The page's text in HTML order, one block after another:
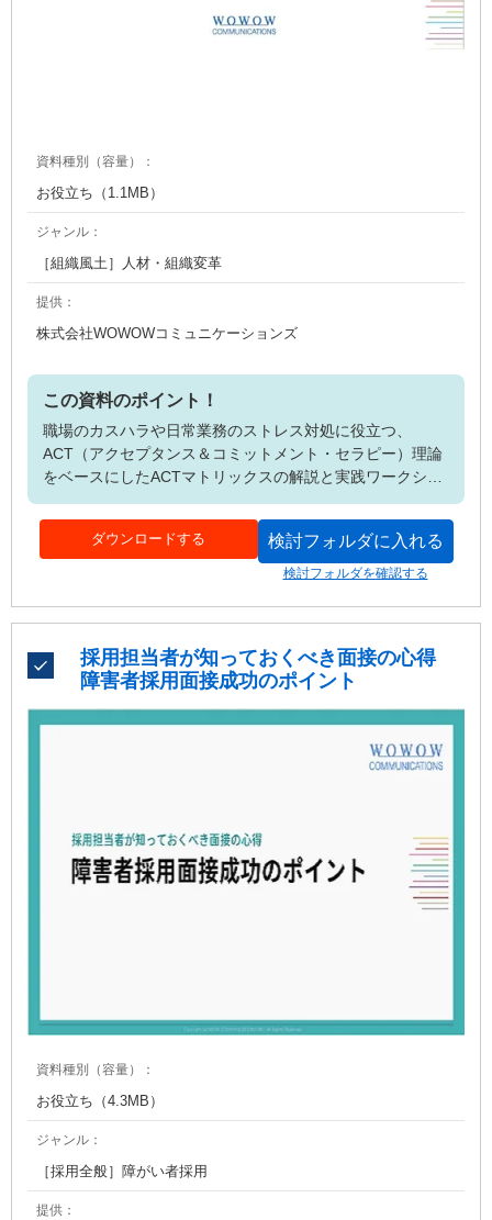
資料種別（容量）：
お役立ち（1.1MB）
ジャンル：
［組織風土］人材・組織変革
提供：
株式会社WOWOWコミュニケーションズ
この資料のポイント！
職場のカスハラや日常業務のストレス対処に役立つ、
ACT（アクセプタンス＆コミットメント・セラピー）理論
をベースにしたACTマトリックスの解説と実践ワークシー
ます。
ダウンロードする 検討フォルダに入れる
検討フォルダを確認する
採用担当者が知っておくべき面接の心得
障害者採用面接成功のポイント
資料種別（容量）：
お役立ち（4.3MB）
ジャンル：
［採用全般］障がい者採用
提供：